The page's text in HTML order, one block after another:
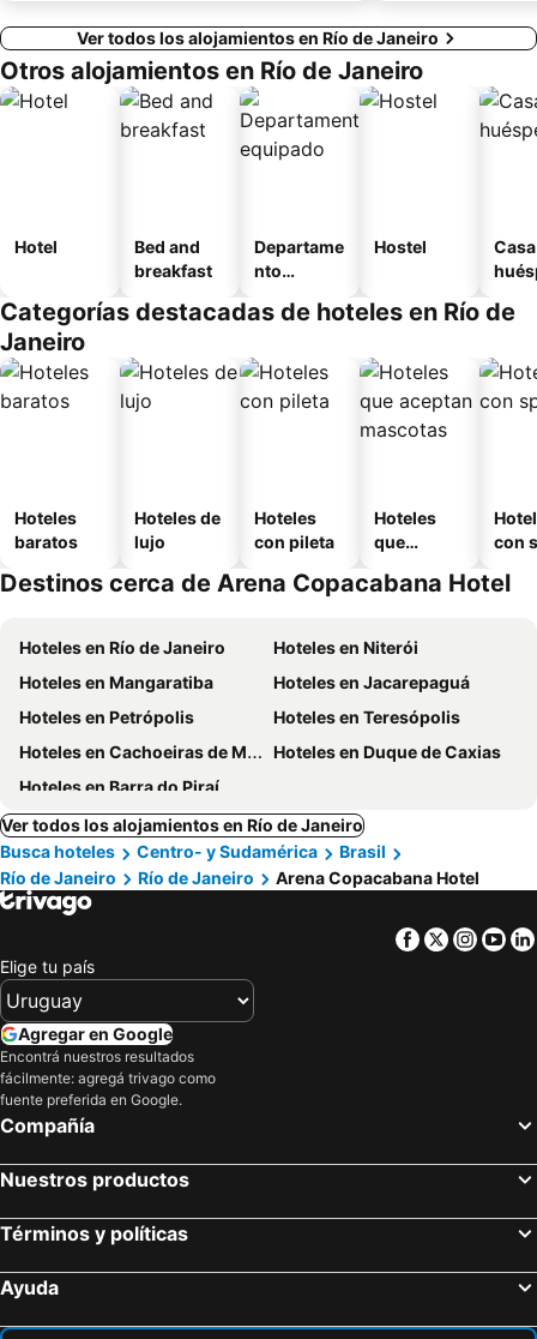
Ver todos los alojamientos en Río de Janeiro
Otros alojamientos en Río de Janeiro
Hotel
Bed and
breakfast
Departame
nto
Hostel
Categorías destacadas de hoteles en Río de
Janeiro
Hoteles
baratos
Hoteles de
lujo
Hoteles
con pileta
Hoteles
que
mascotas
con
Destinos cerca de Arena Copacabana Hotel
Hoteles en Río de Janeiro
Hoteles en Niterói
Hoteles en Mangaratiba
Hoteles en Jacarepaguá
Hoteles en Petrópolis
Hoteles en Teresópolis
Hoteles en Cachoeiras de Macacu
Hoteles en Duque de Caxias
Hoteles en Barra do Piraí
Ver todos los alojamientos en Río de Janeiro
Busca hoteles
Centro- y Sudamérica
Brasil
Río de Janeiro
Río de Janeiro Arena Copacabana Hotel
Facebook
Twitter
Elige tu país
Agregar en Google
Encontrá nuestros resultados
fácilmente: agregá trivago como
fuente preferida en Google.
Compañía
Nuestros productos
Términos y políticas
Ayuda